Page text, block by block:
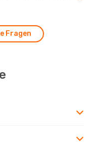
Fragen